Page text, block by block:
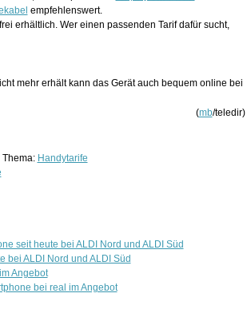
empfehlenswert.
erhältlich. Wer einen passenden Tarif dafür sucht,
mehr erhält kann das Gerät auch bequem online bei
(mb/teledir)
Handytarife
seit heute bei ALDI Nord und ALDI Süd
bei ALDI Nord und ALDI Süd
Angebot
bei real im Angebot